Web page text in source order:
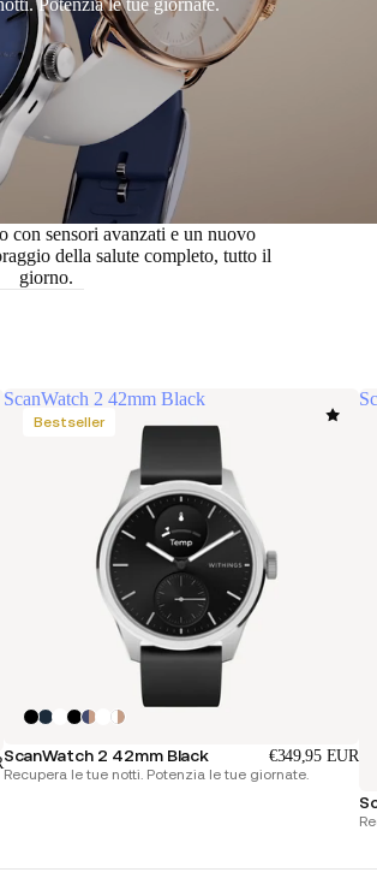
con sensori avanzati e un nuovo
della salute completo, tutto il
giorno.
ScanWatch 2 42mm Black
Bestseller
ScanWatch 2 42mm Black €349,95 EUR
Recupera le tue notti. Potenzia le tue giornate.